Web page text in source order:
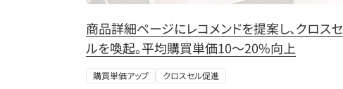
商品詳細ページにレコメンドを提案し、クロスセ
ルを喚起。平均購買単価10～20%向上
購買単価アップ クロスセル促進